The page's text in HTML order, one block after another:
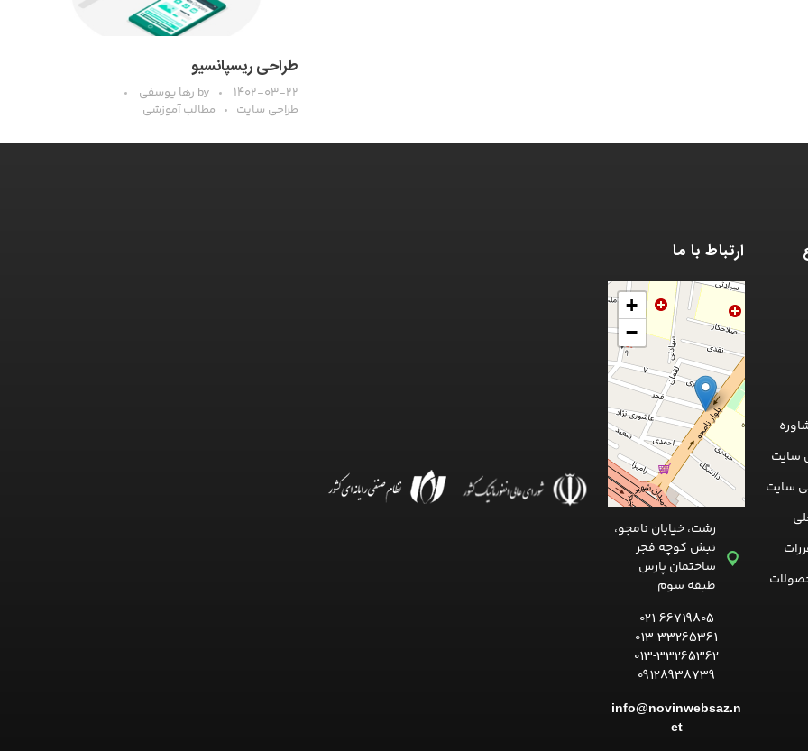
طراحی ریسپانسیو
۱۴۰۲-۰۳-۲۲ by رها یوسفی
طراحی سایت
مطالب آموزشی
سایت
سایت
ارتباط با ما
+
−
رشت، خیابان نامجو،
نبش کوچه فجر
ساختمان پارس
طبقه سوم
021-66719805
013-33265361
013-33265362
09128938739
info@novinwebsaz.n
et